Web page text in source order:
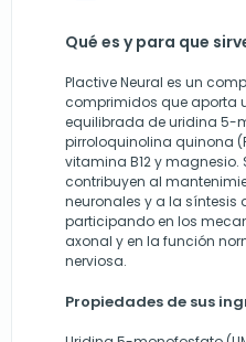
Qué es y para que
Plactive Neural es un
comprimidos que aporta
equilibrada de uridina 5-
pirroloquinolina quinona
vitamina B12 y magnesio.
contribuyen al
neuronales y a la síntesis
participando en los
axonal y en la función
nerviosa.
Propiedades de sus